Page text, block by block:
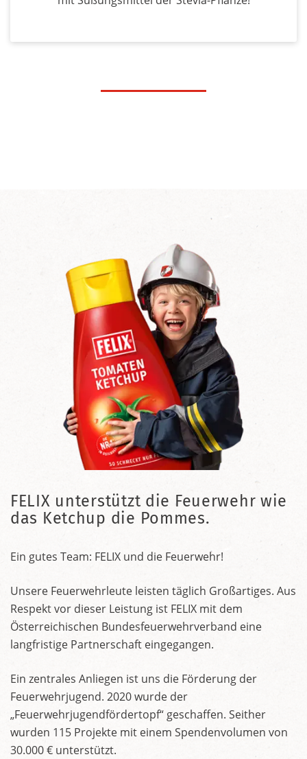
FELIX unterstützt die Feuerwehr wie
das Ketchup die Pommes.
Ein gutes Team: FELIX und die Feuerwehr!
Unsere Feuerwehrleute leisten täglich Großartiges. Aus
Respekt vor dieser Leistung ist FELIX mit dem
Österreichischen Bundesfeuerwehrverband eine
langfristige Partnerschaft eingegangen.
Ein zentrales Anliegen ist uns die Förderung der
Feuerwehrjugend. 2020 wurde der
„Feuerwehrjugendfördertopf“ geschaffen. Seither
wurden 115 Projekte mit einem Spendenvolumen von
30.000 € unterstützt.